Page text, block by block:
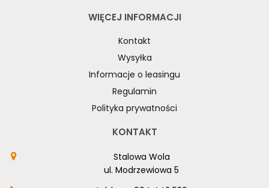
WIĘCEJ INFORMACJI
Kontakt
Wysyłka
Informacje o leasingu
Regulamin
Polityka prywatności
KONTAKT
Stalowa Wola
ul. Modrzewiowa 5